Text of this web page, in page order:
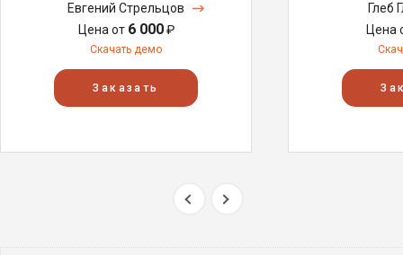
Евгений Стрельцов
Цена от 6 000₽
Скачать демо
Заказать
Глеб
Цена